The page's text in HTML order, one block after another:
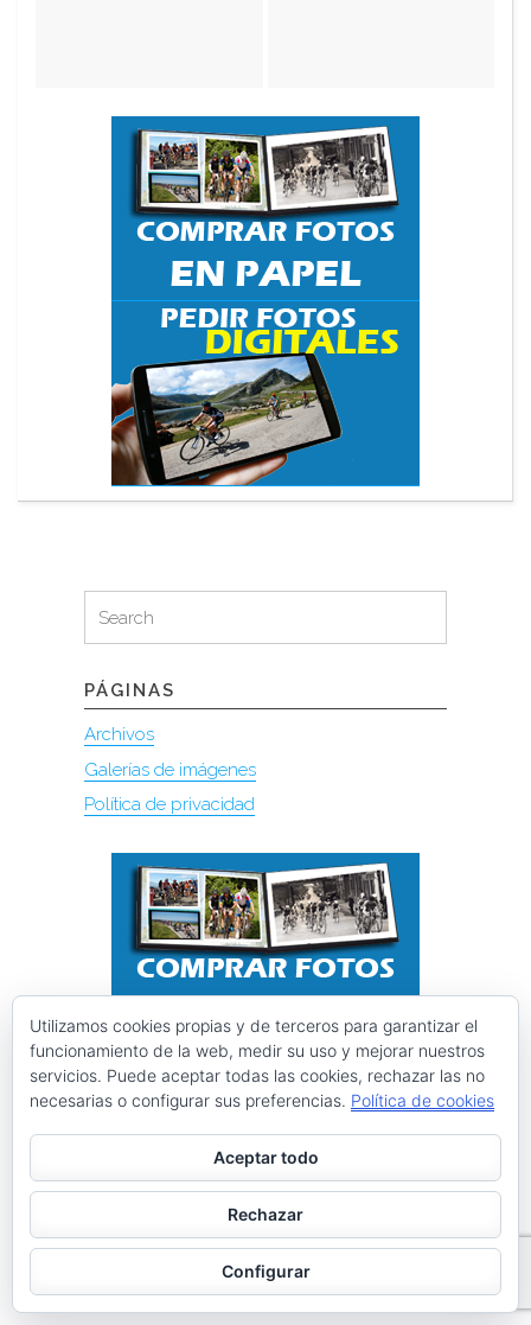
for:
Search
PÁGINAS
Archivos
Galerías de imágenes
Política de privacidad
Utilizamos cookies propias y de terceros para garantizar el
funcionamiento de la web, medir su uso y mejorar nuestros
servicios. Puede aceptar todas las cookies, rechazar las no
necesarias o configurar sus preferencias. Política de cookies
Aceptar todo
Rechazar
Configurar